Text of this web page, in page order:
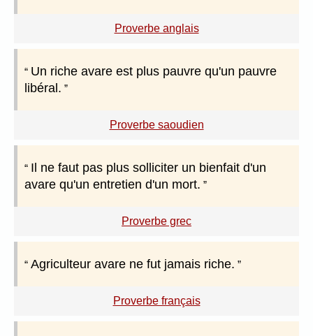
Proverbe anglais
Un riche avare est plus pauvre qu'un pauvre
libéral.
Proverbe saoudien
Il ne faut pas plus solliciter un bienfait d'un
avare qu'un entretien d'un mort.
Proverbe grec
Agriculteur avare ne fut jamais riche.
Proverbe français